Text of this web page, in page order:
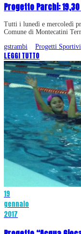
Progetto Parchi: 19,30
Tutti i lunedì e mercoledì
Comune di Montecatini
gstrambi
Progetti Sportivi
LEGGI TUTTO
19
gennaio
2017